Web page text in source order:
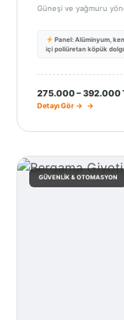
Güneşi ve yağmuru
Panel: Alüminyum,
içi poliüretan köpük
275.000 – 392.000
Detayı Gör →
GÜVENLIK & OTOMASYON